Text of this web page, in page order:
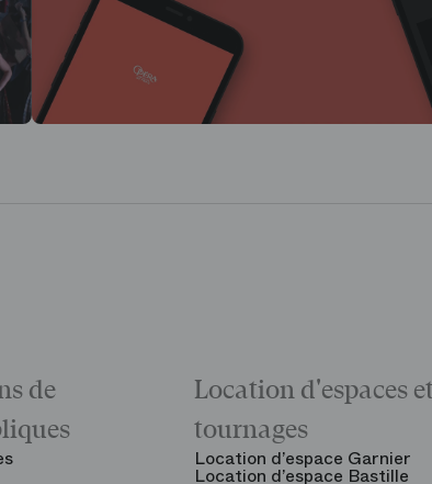
de
Location d'espaces et
tournages
Location d’espace Garnier
Location d’espace Bastille